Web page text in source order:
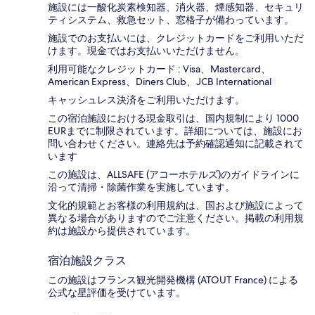
施設には一酸化炭素検知器、消火器、煙感知器、セキュリ
ティシステム、救急セット、窓格子が備わっています。
施設でのお支払いには、クレジットカードをご利用いただ
けます。現金ではお支払いいただけません。
利用可能なクレジットカード : Visa、Mastercard、
American Express、Diners Club、JCB International
キャッシュレス決済をご利用いただけます。
この宿泊施設における現金取引は、国内規制により 1000
EURまでに制限されています。詳細については、施設にお
問い合わせください。連絡先は予約確認通知に記載されて
います
この施設は、ALLSAFE (アコーホテルズ)のガイドラインに
沿って清掃・除菌作業を実施しています。
文化的規範とお客様の利用規約は、国および施設によって
異なる場合がありますのでご注意ください。掲載の利用規
約は施設から提供されています。
宿泊施設クラス
この施設はフランス観光開発機構 (ATOUT France) による
公式な星評価を受けています。